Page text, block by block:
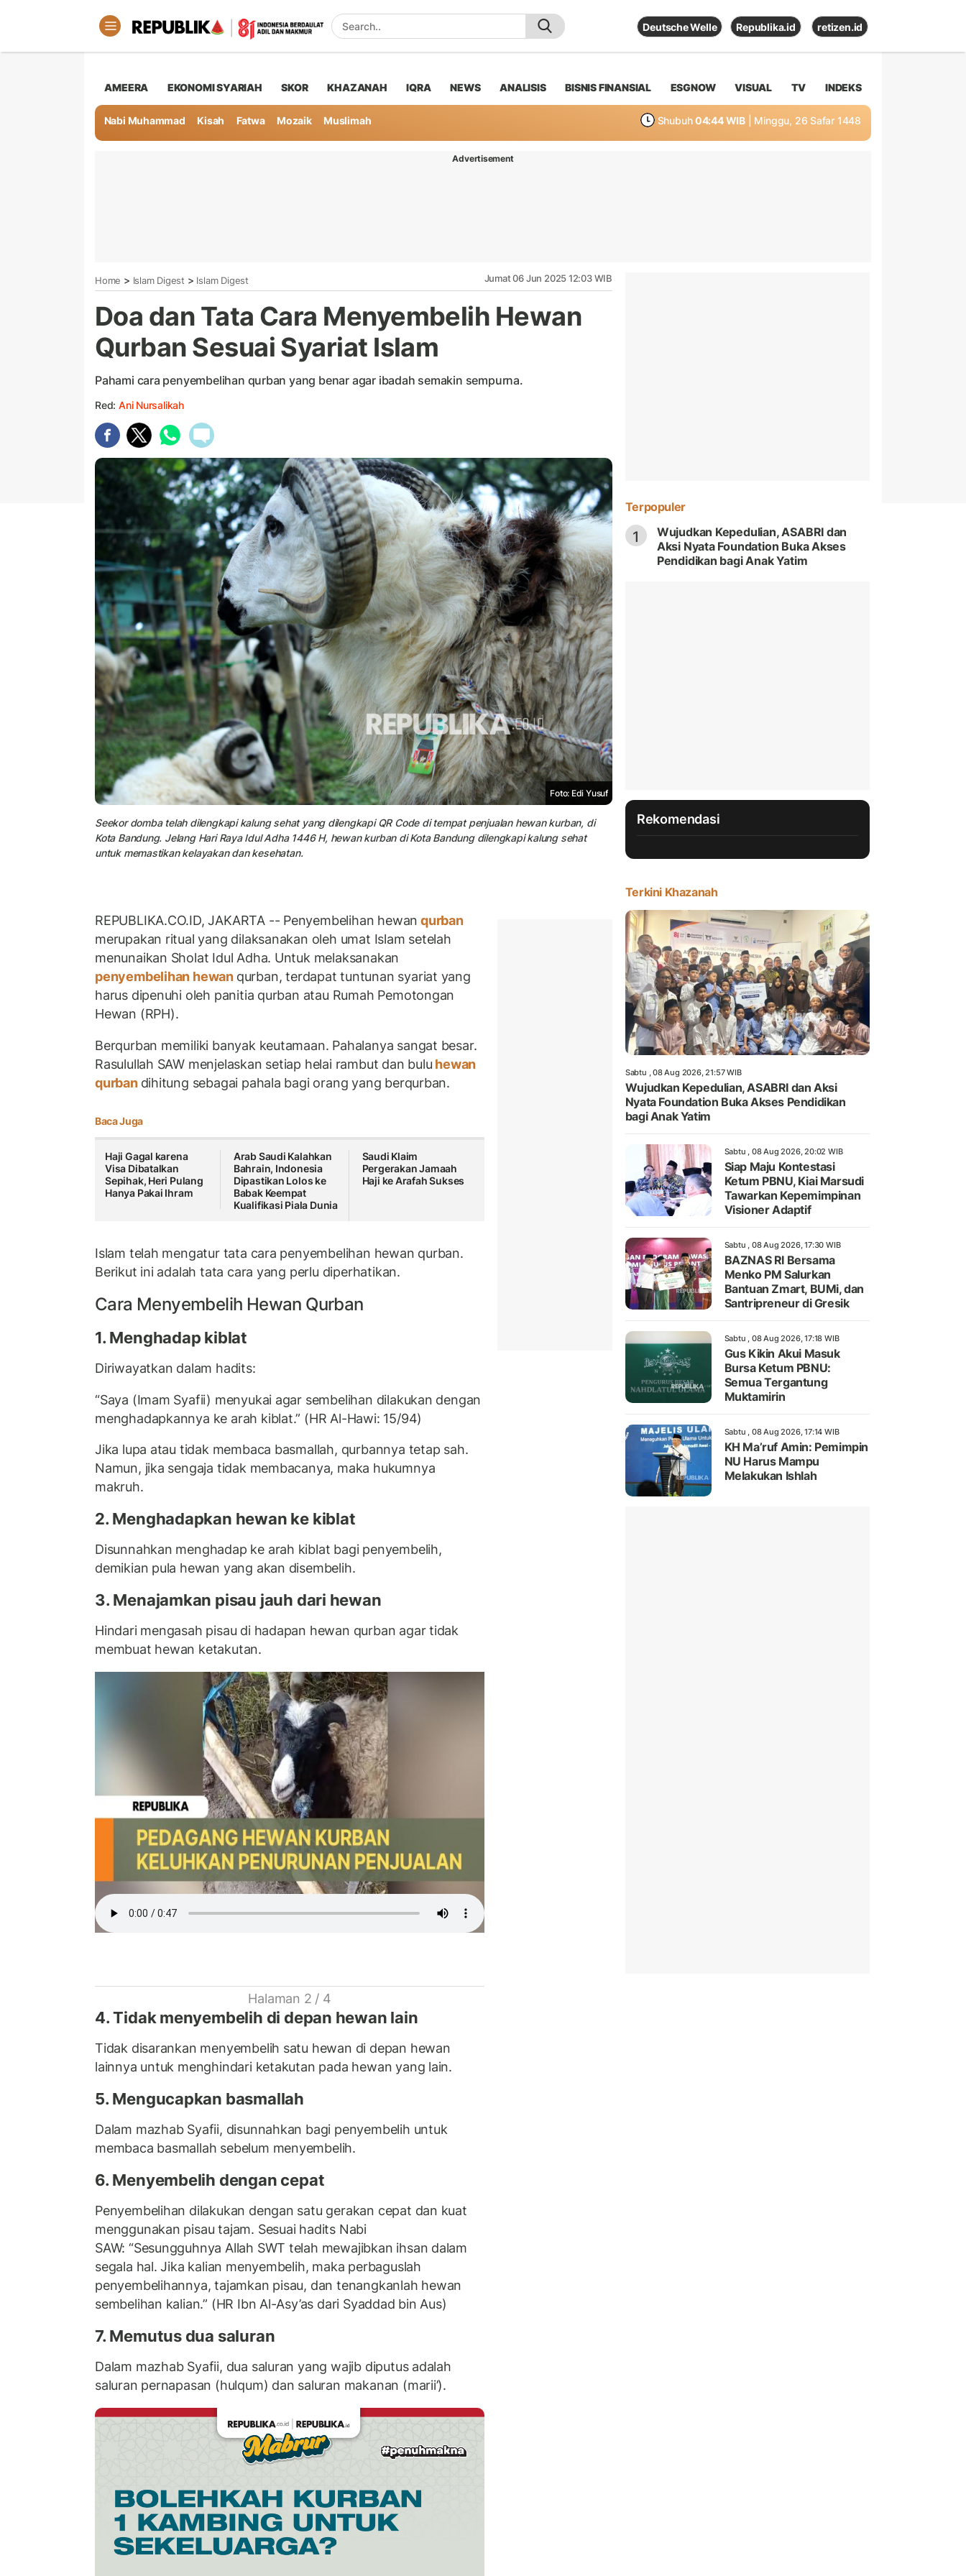
Deutsche Welle Republika.id retizen.id
AMEERA EKONOMI SYARIAH SKOR KHAZANAH IQRA NEWS ANALISIS BISNIS FINANSIAL ESGNOW VISUAL TV INDEKS
Nabi Muhammad Kisah Fatwa Mozaik Muslimah Shubuh 04:44 WIB | Minggu, 26 Safar 1448
Advertisement
Home > Islam Digest > Islam Digest Jumat 06 Jun 2025 12:03 WIB
Doa dan Tata Cara Menyembelih Hewan
Qurban Sesuai Syariat Islam
Pahami cara penyembelihan qurban yang benar agar ibadah semakin sempurna.
Red: Ani Nursalikah
Foto: Edi Yusuf
Seekor domba telah dilengkapi kalung sehat yang dilengkapi QR Code di tempat penjualan hewan kurban, di
Kota Bandung. Jelang Hari Raya Idul Adha 1446 H, hewan kurban di Kota Bandung dilengkapi kalung sehat
untuk memastikan kelayakan dan kesehatan.
REPUBLIKA.CO.ID, JAKARTA -- Penyembelihan hewan qurban
merupakan ritual yang dilaksanakan oleh umat Islam setelah
menunaikan Sholat Idul Adha. Untuk melaksanakan
penyembelihan hewan qurban, terdapat tuntunan syariat yang
harus dipenuhi oleh panitia qurban atau Rumah Pemotongan
Hewan (RPH).
Berqurban memiliki banyak keutamaan. Pahalanya sangat besar.
Rasulullah SAW menjelaskan setiap helai rambut dan bulu hewan
qurban dihitung sebagai pahala bagi orang yang berqurban.
Baca Juga
Haji Gagal karena
Visa Dibatalkan
Sepihak, Heri Pulang
Hanya Pakai Ihram
Arab Saudi Kalahkan
Bahrain, Indonesia
Dipastikan Lolos ke
Babak Keempat
Kualifikasi Piala Dunia
Saudi Klaim
Pergerakan Jamaah
Haji ke Arafah Sukses
Islam telah mengatur tata cara penyembelihan hewan qurban.
Berikut ini adalah tata cara yang perlu diperhatikan.
Cara Menyembelih Hewan Qurban
1. Menghadap kiblat
Diriwayatkan dalam hadits:
“Saya (Imam Syafii) menyukai agar sembelihan dilakukan dengan
menghadapkannya ke arah kiblat.” (HR Al-Hawi: 15/94)
Jika lupa atau tidak membaca basmallah, qurbannya tetap sah.
Namun, jika sengaja tidak membacanya, maka hukumnya
makruh.
2. Menghadapkan hewan ke kiblat
Disunnahkan menghadap ke arah kiblat bagi penyembelih,
demikian pula hewan yang akan disembelih.
3. Menajamkan pisau jauh dari hewan
Hindari mengasah pisau di hadapan hewan qurban agar tidak
membuat hewan ketakutan.
Halaman 2 / 4
4. Tidak menyembelih di depan hewan lain
Tidak disarankan menyembelih satu hewan di depan hewan
lainnya untuk menghindari ketakutan pada hewan yang lain.
5. Mengucapkan basmallah
Dalam mazhab Syafii, disunnahkan bagi penyembelih untuk
membaca basmallah sebelum menyembelih.
6. Menyembelih dengan cepat
Penyembelihan dilakukan dengan satu gerakan cepat dan kuat
menggunakan pisau tajam. Sesuai hadits Nabi
SAW: “Sesungguhnya Allah SWT telah mewajibkan ihsan dalam
segala hal. Jika kalian menyembelih, maka perbaguslah
penyembelihannya, tajamkan pisau, dan tenangkanlah hewan
sembelihan kalian.” (HR Ibn Al-Asy’as dari Syaddad bin Aus)
7. Memutus dua saluran
Dalam mazhab Syafii, dua saluran yang wajib diputus adalah
saluran pernapasan (hulqum) dan saluran makanan (marii’).
Terpopuler
1
Wujudkan Kepedulian, ASABRI dan
Aksi Nyata Foundation Buka Akses
Pendidikan bagi Anak Yatim
Rekomendasi
Terkini Khazanah
Sabtu , 08 Aug 2026, 21:57 WIB
Wujudkan Kepedulian, ASABRI dan Aksi
Nyata Foundation Buka Akses Pendidikan
bagi Anak Yatim
Sabtu , 08 Aug 2026, 20:02 WIB
Siap Maju Kontestasi
Ketum PBNU, Kiai Marsudi
Tawarkan Kepemimpinan
Visioner Adaptif
Sabtu , 08 Aug 2026, 17:30 WIB
BAZNAS RI Bersama
Menko PM Salurkan
Bantuan Zmart, BUMi, dan
Santripreneur di Gresik
Sabtu , 08 Aug 2026, 17:18 WIB
Gus Kikin Akui Masuk
Bursa Ketum PBNU:
Semua Tergantung
Muktamirin
Sabtu , 08 Aug 2026, 17:14 WIB
KH Ma’ruf Amin: Pemimpin
NU Harus Mampu
Melakukan Ishlah